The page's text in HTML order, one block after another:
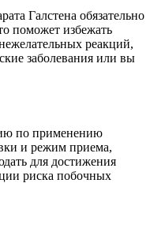
Галстена обязательно
поможет избежать
реакций,
заболевания или вы
по применению
и режим приема,
для достижения
риска побочных